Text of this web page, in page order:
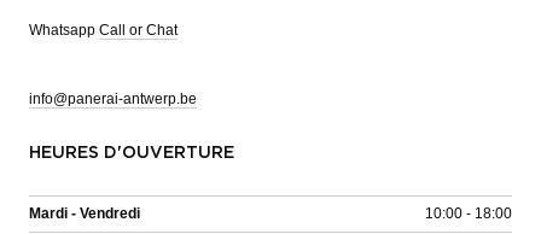
Whatsapp Call or Chat
info@panerai-antwerp.be
HEURES D'OUVERTURE
Mardi - Vendredi 10:00 - 18:00